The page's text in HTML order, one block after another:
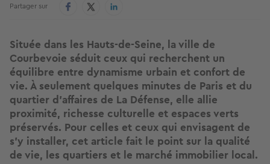
Partager sur
Située dans les Hauts-de-Seine, la ville de
Courbevoie séduit ceux qui recherchent un
équilibre entre dynamisme urbain et confort de
vie. À seulement quelques minutes de Paris et du
quartier d’affaires de La Défense, elle allie
proximité, richesse culturelle et espaces verts
préservés. Pour celles et ceux qui envisagent de
s’y installer, cet article fait le point sur la qualité
de vie, les quartiers et le marché immobilier local.